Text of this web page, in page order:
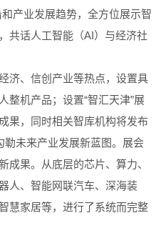
产业发展趋势，全方位展示智
共话人工智能（AI）与经济社
济、信创产业等热点，设置具
整机产品；设置“智汇天津”展
果，同时相关智库机构将发布
勒未来产业发展新蓝图。展会
成果。从底层的芯片、算力、
人、智能网联汽车、深海装
慧家居等，进行了系统而完整